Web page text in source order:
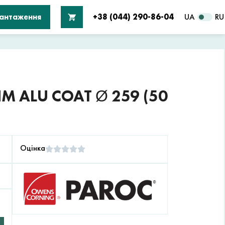
+38 (044) 290-86-04 UA RU
ALU COAT Ø 259 (50
Оцінка